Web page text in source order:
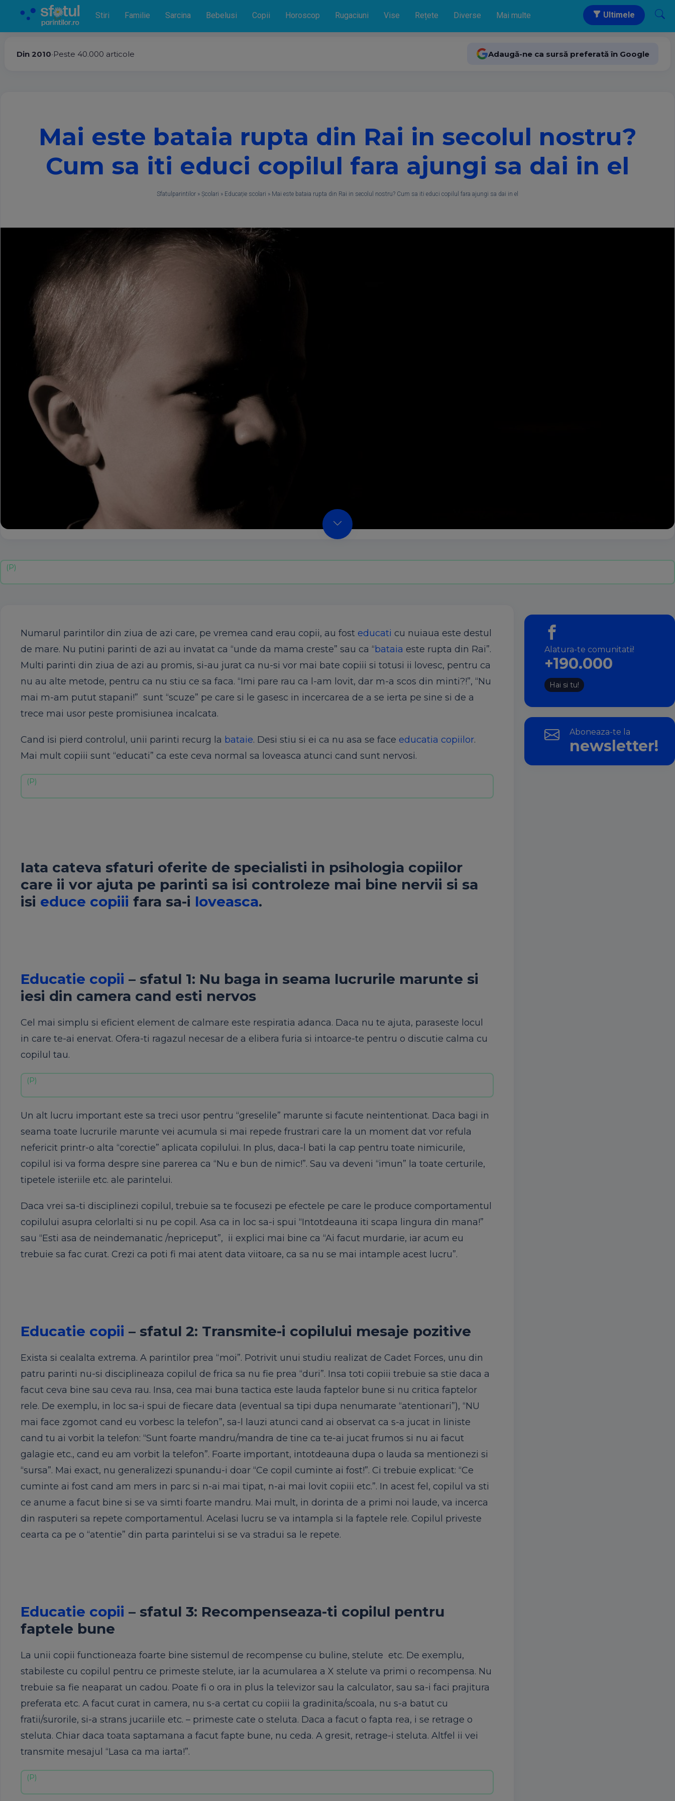
Stiri Familie Sarcina Bebelusi Copii Horoscop Rugaciuni Vise Rețete Diverse Mai multe Ultimele
Din 2010•Peste 40.000 articole Adaugă-ne ca sursă preferată în Google
​Mai este bataia rupta din Rai in secolul nostru?
Cum sa ​iti educi copilul fara ajungi sa dai in el
Sfatulparintilor » Școlari » Educație scolari » ​Mai este bataia rupta din Rai in secolul nostru? Cum sa ​iti educi copilul fara ajungi sa dai in el
Numarul parintilor din ziua de azi care, pe vremea cand erau copii, au fost educati cu nuiaua este destul
de mare. Nu putini parinti de azi au invatat ca “unde da mama creste” sau ca “bataia este rupta din Rai”.
Multi parinti din ziua de azi au promis, si-au jurat ca nu-si vor mai bate copiii si totusi ii lovesc, pentru ca
nu au alte metode, pentru ca nu stiu ce sa faca. “Imi pare rau ca l-am lovit, dar m-a scos din minti?!”, “Nu
mai m-am putut stapani!” sunt “scuze” pe care si le gasesc in incercarea de a se ierta pe sine si de a
trece mai usor peste promisiunea incalcata.
Cand isi pierd controlul, unii parinti recurg la bataie. Desi stiu si ei ca nu asa se face educatia copiilor.
Mai mult copiii sunt “educati” ca este ceva normal sa loveasca atunci cand sunt nervosi.
Iata cateva sfaturi oferite de specialisti in psihologia copiilor
care ii vor ajuta pe parinti sa isi controleze mai bine nervii si sa
isi educe copiii fara sa-i loveasca.
Educatie copii – sfatul 1: Nu baga in seama lucrurile marunte si
iesi din camera cand esti nervos
Cel mai simplu si eficient element de calmare este respiratia adanca. Daca nu te ajuta, paraseste locul
in care te-ai enervat. Ofera-ti ragazul necesar de a elibera furia si intoarce-te pentru o discutie calma cu
copilul tau.
Un alt lucru important este sa treci usor pentru “greselile” marunte si facute neintentionat. Daca bagi in
seama toate lucrurile marunte vei acumula si mai repede frustrari care la un moment dat vor refula
nefericit printr-o alta “corectie” aplicata copilului. In plus, daca-l bati la cap pentru toate nimicurile,
copilul isi va forma despre sine parerea ca “Nu e bun de nimic!”. Sau va deveni “imun” la toate certurile,
tipetele isteriile etc. ale parintelui.
Daca vrei sa-ti disciplinezi copilul, trebuie sa te focusezi pe efectele pe care le produce comportamentul
copilului asupra celorlalti si nu pe copil. Asa ca in loc sa-i spui “Intotdeauna iti scapa lingura din mana!”
sau “Esti asa de neindemanatic /nepriceput”, ii explici mai bine ca “Ai facut murdarie, iar acum eu
trebuie sa fac curat. Crezi ca poti fi mai atent data viitoare, ca sa nu se mai intample acest lucru”.
Educatie copii – sfatul 2: Transmite-i copilului mesaje pozitive
Exista si cealalta extrema. A parintilor prea “moi”. Potrivit unui studiu realizat de Cadet Forces, unu din
patru parinti nu-si disciplineaza copilul de frica sa nu fie prea “duri”. Insa toti copiii trebuie sa stie daca a
facut ceva bine sau ceva rau. Insa, cea mai buna tactica este lauda faptelor bune si nu critica faptelor
rele. De exemplu, in loc sa-i spui de fiecare data (eventual sa tipi dupa nenumarate “atentionari”), “NU
mai face zgomot cand eu vorbesc la telefon”, sa-l lauzi atunci cand ai observat ca s-a jucat in liniste
cand tu ai vorbit la telefon: “Sunt foarte mandru/mandra de tine ca te-ai jucat frumos si nu ai facut
galagie etc., cand eu am vorbit la telefon”. Foarte important, intotdeauna dupa o lauda sa mentionezi si
“sursa”. Mai exact, nu generalizezi spunandu-i doar “Ce copil cuminte ai fost!”. Ci trebuie explicat: “Ce
cuminte ai fost cand am mers in parc si n-ai mai tipat, n-ai mai lovit copiii etc.”. In acest fel, copilul va sti
ce anume a facut bine si se va simti foarte mandru. Mai mult, in dorinta de a primi noi laude, va incerca
din rasputeri sa repete comportamentul. Acelasi lucru se va intampla si la faptele rele. Copilul priveste
cearta ca pe o “atentie” din parta parintelui si se va stradui sa le repete.
Educatie copii – sfatul 3: Recompenseaza-ti copilul pentru
faptele bune
La unii copii functioneaza foarte bine sistemul de recompense cu buline, stelute etc. De exemplu,
stabileste cu copilul pentru ce primeste stelute, iar la acumularea a X stelute va primi o recompensa. Nu
trebuie sa fie neaparat un cadou. Poate fi o ora in plus la televizor sau la calculator, sau sa-i faci prajitura
preferata etc. A facut curat in camera, nu s-a certat cu copiii la gradinita/scoala, nu s-a batut cu
fratii/surorile, si-a strans jucariile etc. – primeste cate o steluta. Daca a facut o fapta rea, i se retrage o
steluta. Chiar daca toata saptamana a facut fapte bune, nu ceda. A gresit, retrage-i steluta. Altfel ii vei
transmite mesajul “Lasa ca ma iarta!”.
Alatura-te comunitatii!
+190.000
Hai si tu!
Aboneaza-te la
newsletter!